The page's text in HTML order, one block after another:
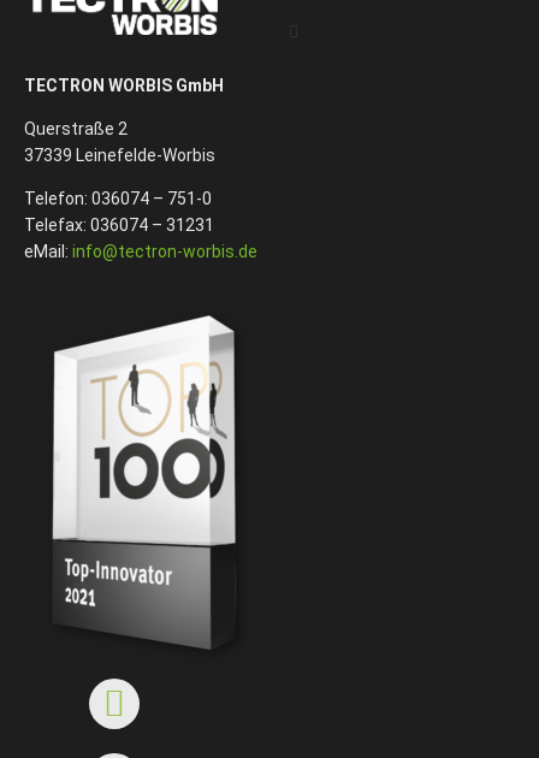
TECTRON WORBIS GmbH
Querstraße 2
37339 Leinefelde-Worbis
Telefon: 036074 – 751-0
Telefax: 036074 – 31231
eMail: info@tectron-worbis.de